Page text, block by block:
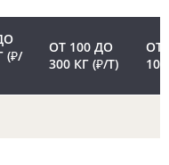
(₽/
ОТ 100 ДО
300 КГ (₽/Т)
ОТ